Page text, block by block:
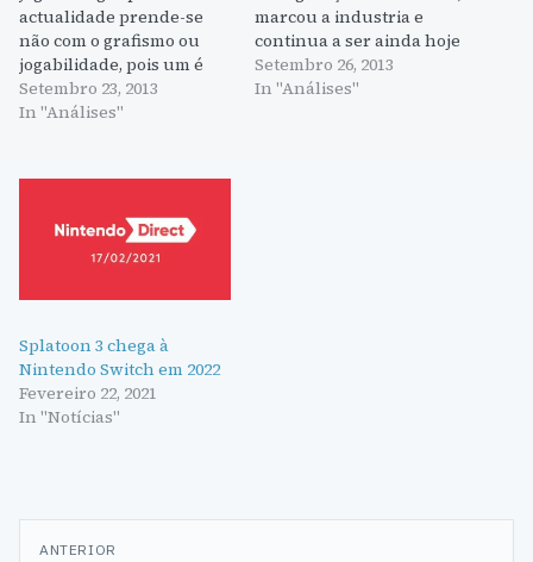
actualidade prende-se
não com o grafismo ou
jogabilidade, pois um é
facilmente melhorado e o
outro pode nem precisar
mecânicas de jogo que
tempo. Por muito que eu
goste de jogos…
Setembro 23, 2013
In "Análises"
marcou a industria e
continua a ser ainda hoje
um jogo bastante
gratificante. Antes de The
Setembro 26, 2013
In "Análises"
Splatoon 3 chega à
Nintendo Switch em 2022
Fevereiro 22, 2021
In "Notícias"
Navegação
ANTERIOR